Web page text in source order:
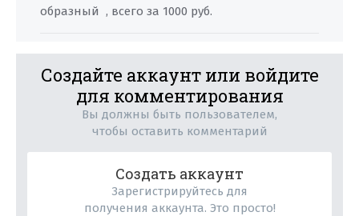
образный , всего за 1000 руб.
Создайте аккаунт или войдите
для комментирования
Вы должны быть пользователем,
чтобы оставить комментарий
Создать аккаунт
Зарегистрируйтесь для
получения аккаунта. Это просто!